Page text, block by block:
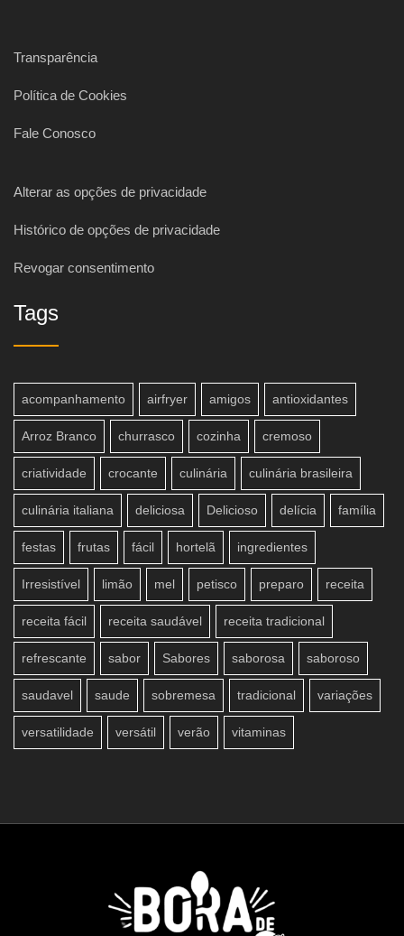
Transparência
Política de Cookies
Fale Conosco
Alterar as opções de privacidade
Histórico de opções de privacidade
Revogar consentimento
Tags
acompanhamento airfryer amigos antioxidantes
Arroz Branco churrasco cozinha cremoso
criatividade crocante culinária culinária brasileira
culinária italiana deliciosa Delicioso delícia família
festas frutas fácil hortelã ingredientes
Irresistível limão mel petisco preparo receita
receita fácil receita saudável receita tradicional
refrescante sabor Sabores saborosa saboroso
saudavel saude sobremesa tradicional variações
versatilidade versátil verão vitaminas